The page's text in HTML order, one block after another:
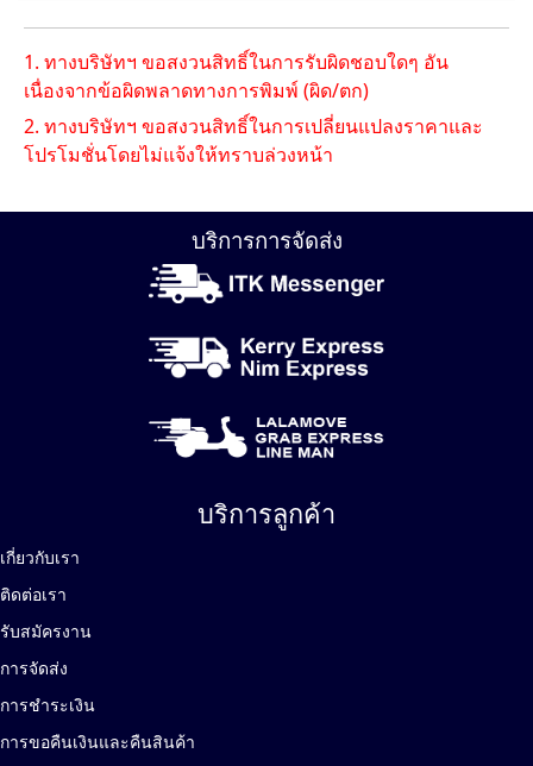
1. ทางบริษัทฯ ขอสงวนสิทธิ์ในการรับผิดชอบใดๆ อัน
เนื่องจากข้อผิดพลาดทางการพิมพ์ (ผิด/ตก)
2. ทางบริษัทฯ ขอสงวนสิทธิ์ในการเปลี่ยนแปลงราคาและ
โปรโมชั่นโดยไม่แจ้งให้ทราบล่วงหน้า
บริการการจัดส่ง
บริการลูกค้า
เกี่ยวกับเรา
ติดต่อเรา
รับสมัครงาน
การจัดส่ง
การชำระเงิน
การขอคืนเงินและคืนสินค้า